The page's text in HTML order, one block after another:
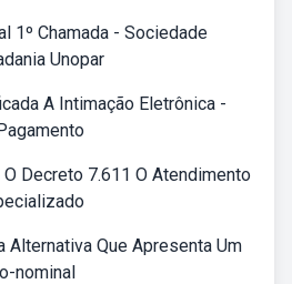
1º Chamada - Sociedade
Unopar
A Intimação Eletrônica -
Decreto 7.611 O Atendimento
Alternativa Que Apresenta Um
nominal